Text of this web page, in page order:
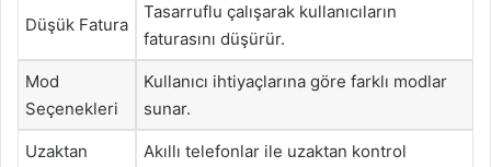
Düşük Fatura
Tasarruflu çalışarak kullanıcıların
faturasını düşürür.
Mod
Seçenekleri
Kullanıcı ihtiyaçlarına göre farklı modlar
sunar.
Uzaktan
Akıllı telefonlar ile uzaktan kontrol